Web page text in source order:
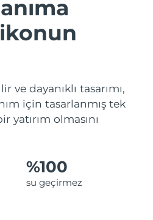
ve dayanıklı tasarımı,
için tasarlanmış tek
yatırım olmasını
%100
su geçirmez
Tahmini teslim tarihi
Tahmini teslim tarihi